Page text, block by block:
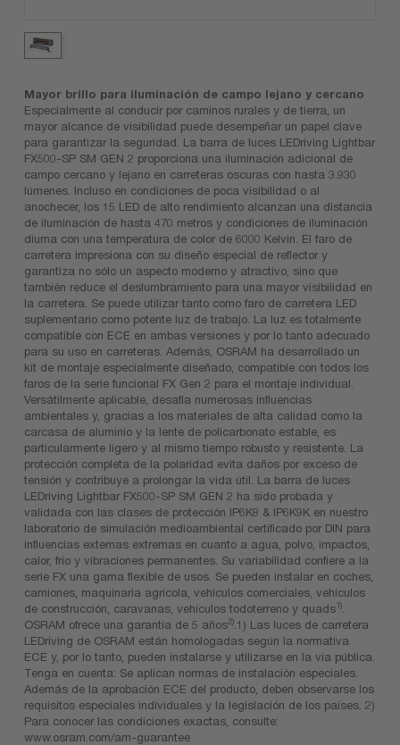
Mayor brillo para iluminación de campo lejano y cercano
Especialmente al conducir por caminos rurales y de tierra, un
mayor alcance de visibilidad puede desempeñar un papel clave
para garantizar la seguridad. La barra de luces LEDriving Lightbar
FX500-SP SM GEN 2 proporciona una iluminación adicional de
campo cercano y lejano en carreteras oscuras con hasta 3.930
lúmenes. Incluso en condiciones de poca visibilidad o al
anochecer, los 15 LED de alto rendimiento alcanzan una distancia
de iluminación de hasta 470 metros y condiciones de iluminación
diurna con una temperatura de color de 6000 Kelvin. El faro de
carretera impresiona con su diseño especial de reflector y
garantiza no sólo un aspecto moderno y atractivo, sino que
también reduce el deslumbramiento para una mayor visibilidad en
la carretera. Se puede utilizar tanto como faro de carretera LED
suplementario como potente luz de trabajo. La luz es totalmente
compatible con ECE en ambas versiones y por lo tanto adecuado
para su uso en carreteras. Además, OSRAM ha desarrollado un
kit de montaje especialmente diseñado, compatible con todos los
faros de la serie funcional FX Gen 2 para el montaje individual.
Versátilmente aplicable, desafía numerosas influencias
ambientales y, gracias a los materiales de alta calidad como la
carcasa de aluminio y la lente de policarbonato estable, es
particularmente ligero y al mismo tiempo robusto y resistente. La
protección completa de la polaridad evita daños por exceso de
tensión y contribuye a prolongar la vida útil. La barra de luces
LEDriving Lightbar FX500-SP SM GEN 2 ha sido probada y
validada con las clases de protección IP6K8 & IP6K9K en nuestro
laboratorio de simulación medioambiental certificado por DIN para
influencias externas extremas en cuanto a agua, polvo, impactos,
calor, frío y vibraciones permanentes. Su variabilidad confiere a la
serie FX una gama flexible de usos. Se pueden instalar en coches,
camiones, maquinaria agrícola, vehículos comerciales, vehículos
de construcción, caravanas, vehículos todoterreno y quads1)
OSRAM ofrece una garantía de 5 años2) .1) Las luces de carretera
LEDriving de OSRAM están homologadas según la normativa
ECE y, por lo tanto, pueden instalarse y utilizarse en la vía pública.
Tenga en cuenta: Se aplican normas de instalación especiales.
Además de la aprobación ECE del producto, deben observarse los
requisitos especiales individuales y la legislación de los países. 2)
Para conocer las condiciones exactas, consulte:
www.osram.com/am-guarantee